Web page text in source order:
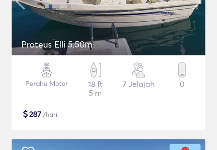
Proteus Elli 5.50m
Perahu Motor
18 ft
5 m
7 Jelajah 0
$287 /hari